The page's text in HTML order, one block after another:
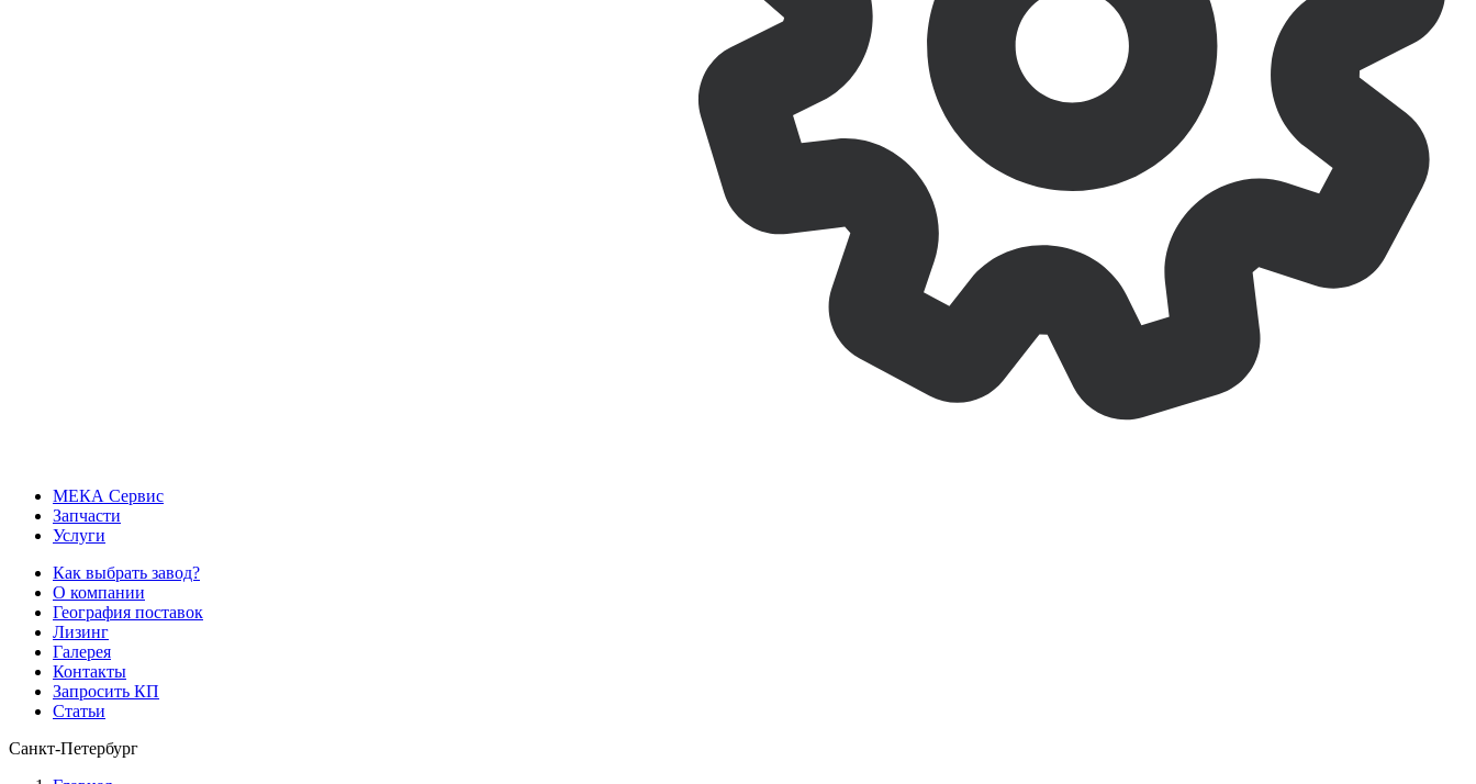
МЕКА Сервис
Запчасти
Услуги
Как выбрать завод?
О компании
География поставок
Лизинг
Галерея
Контакты
Запросить КП
Статьи
Санкт-Петербург